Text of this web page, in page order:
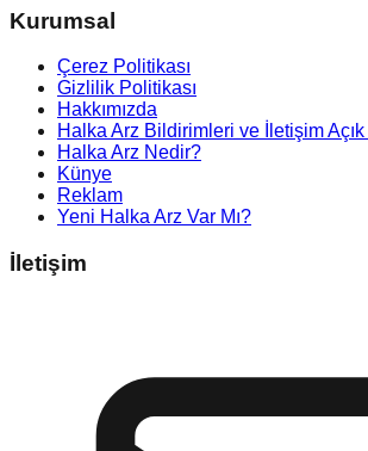
Kurumsal
Çerez Politikası
Gizlilik Politikası
Hakkımızda
Halka Arz Bildirimleri ve İletişim Açık
Halka Arz Nedir?
Künye
Reklam
Yeni Halka Arz Var Mı?
İletişim